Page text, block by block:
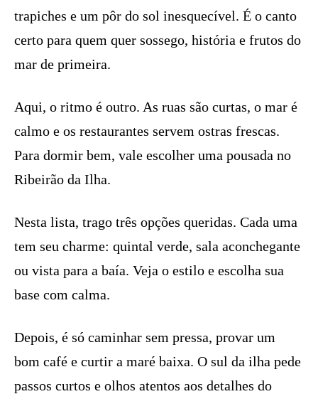
trapiches e um pôr do sol inesquecível. É o canto
certo para quem quer sossego, história e frutos do
mar de primeira.
Aqui, o ritmo é outro. As ruas são curtas, o mar é
calmo e os restaurantes servem ostras frescas.
Para dormir bem, vale escolher uma pousada no
Ribeirão da Ilha.
Nesta lista, trago três opções queridas. Cada uma
tem seu charme: quintal verde, sala aconchegante
ou vista para a baía. Veja o estilo e escolha sua
base com calma.
Depois, é só caminhar sem pressa, provar um
bom café e curtir a maré baixa. O sul da ilha pede
passos curtos e olhos atentos aos detalhes do